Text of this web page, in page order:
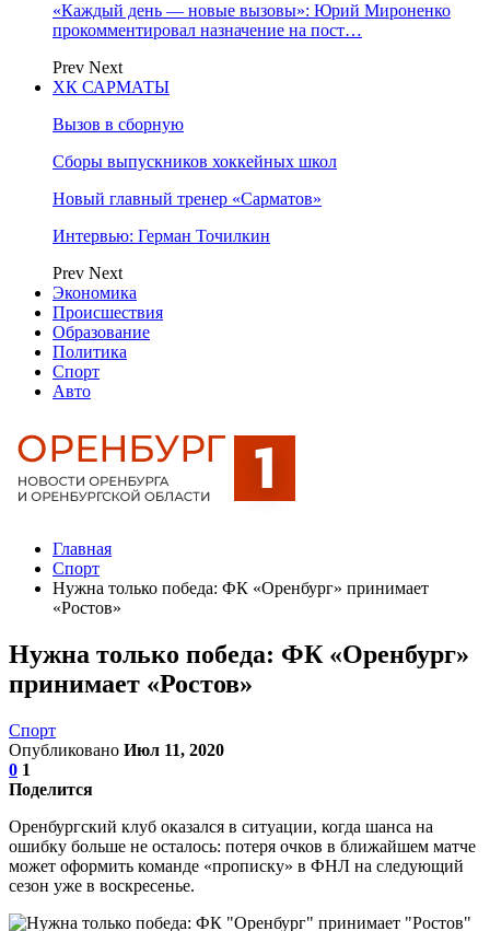
«Каждый день — новые вызовы»: Юрий Мироненко
прокомментировал назначение на пост…
Prev Next
ХК САРМАТЫ
Вызов в сборную
Сборы выпускников хоккейных школ
Новый главный тренер «Сарматов»
Интервью: Герман Точилкин
Prev Next
Экономика
Происшествия
Образование
Политика
Спорт
Авто
Главная
Спорт
Нужна только победа: ФК «Оренбург» принимает
«Ростов»
Нужна только победа: ФК «Оренбург»
принимает «Ростов»
Спорт
Опубликовано Июл 11, 2020
0 1
Поделится
Оренбургский клуб оказался в ситуации, когда шанса на
ошибку больше не осталось: потеря очков в ближайшем матче
может оформить команде «прописку» в ФНЛ на следующий
сезон уже в воскресенье.